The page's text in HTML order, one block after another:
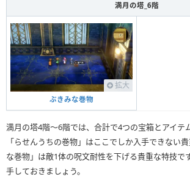
満月の塔_6階
拡大
ぶきみな巻物
満月の塔4階〜6階では、合計で4つの宝箱とアイテ
「らせんうちの巻物」はここでしか入手できない
な巻物」は敵1体の呪文耐性を下げる貴重な特技で
手しておきましょう。